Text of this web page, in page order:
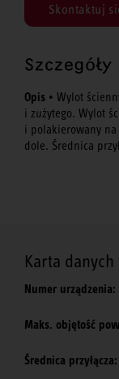
Skontaktuj
Opis • Wylot
i zużytego. Wylot
i polakierowany
dole. Średnica
Karta
Numer urządzenia:
Maks. objętość
Średnica przyłącza: